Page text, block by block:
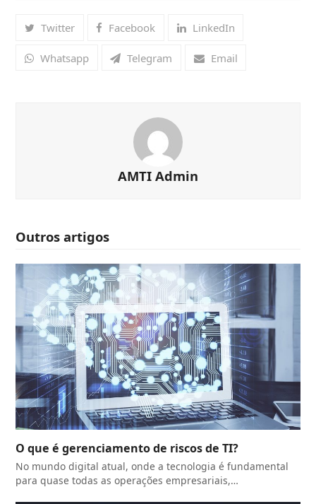
Twitter Facebook LinkedIn
Whatsapp Telegram Email
AMTI Admin
Outros artigos
O que é gerenciamento de riscos de TI?
No mundo digital atual, onde a tecnologia é fundamental
para quase todas as operações empresariais,…